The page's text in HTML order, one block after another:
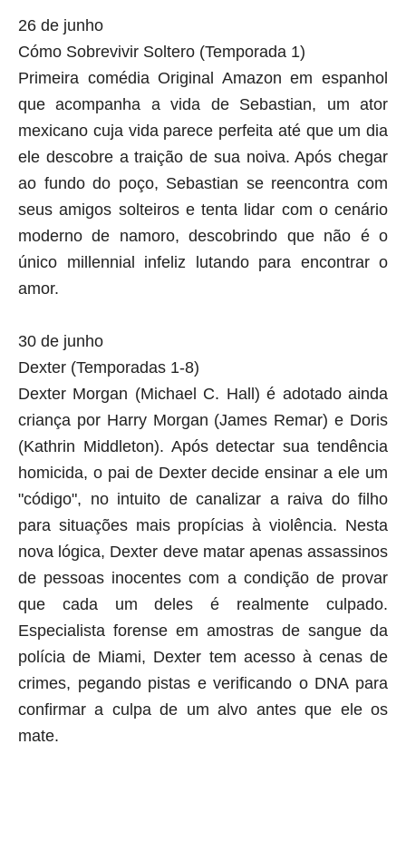
26 de junho
Cómo Sobrevivir Soltero (Temporada 1)
Primeira comédia Original Amazon em espanhol
que acompanha a vida de Sebastian, um ator
mexicano cuja vida parece perfeita até que um dia
ele descobre a traição de sua noiva. Após chegar
ao fundo do poço, Sebastian se reencontra com
seus amigos solteiros e tenta lidar com o cenário
moderno de namoro, descobrindo que não é o
único millennial infeliz lutando para encontrar o
amor.
30 de junho
Dexter (Temporadas 1-8)
Dexter Morgan (Michael C. Hall) é adotado ainda
criança por Harry Morgan (James Remar) e Doris
(Kathrin Middleton). Após detectar sua tendência
homicida, o pai de Dexter decide ensinar a ele um
"código", no intuito de canalizar a raiva do filho
para situações mais propícias à violência. Nesta
nova lógica, Dexter deve matar apenas assassinos
de pessoas inocentes com a condição de provar
que cada um deles é realmente culpado.
Especialista forense em amostras de sangue da
polícia de Miami, Dexter tem acesso à cenas de
crimes, pegando pistas e verificando o DNA para
confirmar a culpa de um alvo antes que ele os
mate.